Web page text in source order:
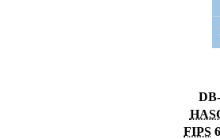
FIPS